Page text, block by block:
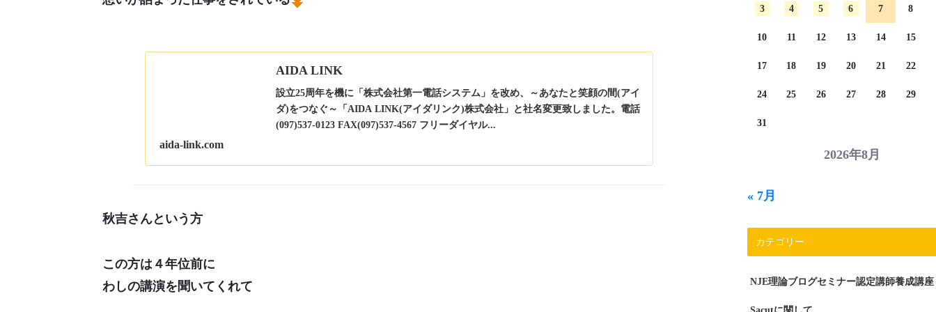
AIDA LINK
設立25周年を機に「株式会社第一電話システム」を改め、～あなたと笑顔の間(アイ
ダ)をつなぐ～「AIDA LINK(アイダリンク)株式会社」と社名変更致しました。電話
(097)537-0123 FAX(097)537-4567 フリーダイヤル...
aida-link.com
秋吉さんという方
この方は４年位前に
わしの講演を聞いてくれて
2026年8月
3 4 5 6 7 8
10 11 12 13 14 15
17 18 19 20 21 22
24 25 26 27 28 29
31
« 7月
カテゴリー
NJE理論ブログセミナー認定講師養成講座